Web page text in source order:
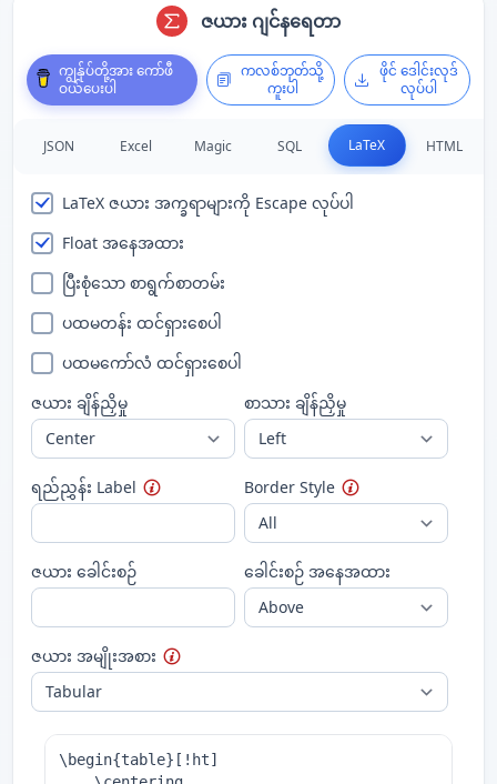
ဇယား ဂျင်နရေတာ
ကျွန်ုပ်တို့အား ကော်ဖီ
ဝယ်ပေးပါ
ကလစ်ဘုတ်သို့
ကူးပါ
ဖိုင် ဒေါင်းလုဒ်
လုပ်ပါ
JSON Excel Magic SQL LaTeX HTML
LaTeX ဇယား အက္ခရာများကို Escape လုပ်ပါ
Float အနေအထား
ပြီးစုံသော စာရွက်စာတမ်း
ပထမတန်း ထင်ရှားစေပါ
ပထမကော်လံ ထင်ရှားစေပါ
ဇယား ချိန်ညှိမှု
စာသား ချိန်ညှိမှု
ရည်ညွှန်း Label Border Style
ဇယား ခေါင်းစဉ် ခေါင်းစဉ် အနေအထား
ဇယား အမျိုးအစား